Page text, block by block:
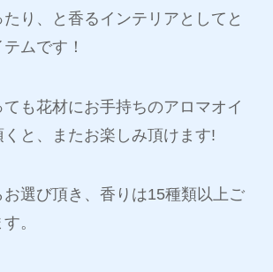
り、と香るインテリアとしてと
ムです！
も花材にお手持ちのアロマオイ
と、またお楽しみ頂けます!
選び頂き、香りは15種類以上ご
。